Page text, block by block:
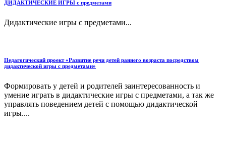
ДИДАКТИЧЕСКИЕ ИГРЫ с предметами
Дидактические игры с предметами...
Педагогический проект «Развитие речи детей раннего возраста посредством
дидактической игры с предметами»
Формировать у детей и родителей заинтересованность и
умение играть в дидактические игры с предметами, а так же
управлять поведением детей с помощью дидактической
игры....